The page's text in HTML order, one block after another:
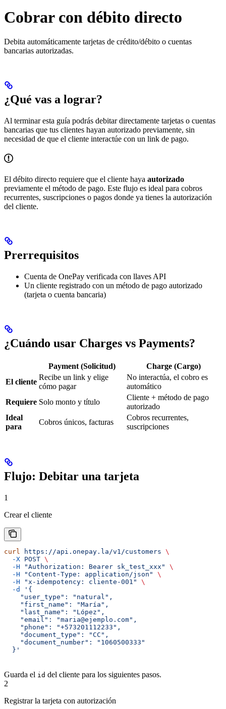
Cobrar con débito directo
Debita automáticamente tarjetas de crédito/débito o cuentas
bancarias autorizadas.
¿Qué vas a lograr?
Al terminar esta guía podrás debitar directamente tarjetas o cuentas
bancarias que tus clientes hayan autorizado previamente, sin
necesidad de que el cliente interactúe con un link de pago.
El débito directo requiere que el cliente haya autorizado
previamente el método de pago. Este flujo es ideal para cobros
recurrentes, suscripciones o pagos donde ya tienes la autorización
del cliente.
Prerrequisitos
Cuenta de OnePay verificada con llaves API
Un cliente registrado con un método de pago autorizado
(tarjeta o cuenta bancaria)
¿Cuándo usar Charges vs Payments?
Payment (Solicitud)
Charge (Cargo)
El cliente
Recibe un link y elige
cómo pagar
No interactúa, el cobro es
automático
Requiere Solo monto y título
Cliente + método de pago
autorizado
Ideal
para
Cobros únicos, facturas
Cobros recurrentes,
suscripciones
Flujo: Debitar una tarjeta
1
Crear el cliente
curl https://api.onepay.la/v1/customers \
  -X
POST \
  -H
"Authorization: Bearer sk_test_xxx"
\
  -H
"Content-Type: application/json"
\
  -H
"x-idempotency: cliente-001"
\
  -d
'{
    "user_type": "natural",
    "first_name": "María",
    "last_name": "López",
    "email": "maria@ejemplo.com",
    "phone": "+573201112233",
    "document_type": "CC",
    "document_number": "1060500333"
  }'
Guarda el id del cliente para los siguientes pasos.
2
Registrar la tarjeta con autorización